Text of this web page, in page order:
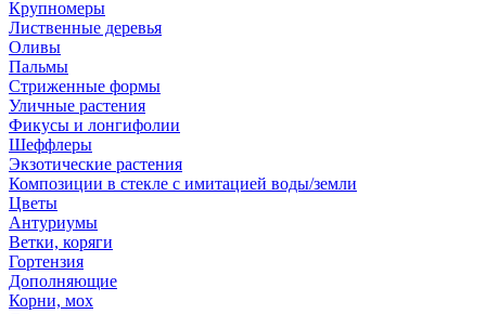
Крупномеры
Лиственные деревья
Оливы
Пальмы
Стриженные формы
Уличные растения
Фикусы и лонгифолии
Шеффлеры
Экзотические растения
Композиции в стекле с имитацией воды/земли
Цветы
Антуриумы
Ветки, коряги
Гортензия
Дополняющие
Корни, мох